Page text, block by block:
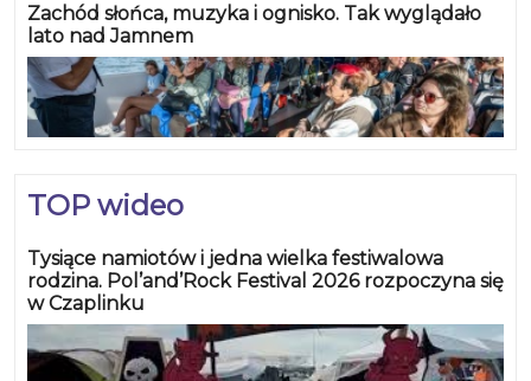
Zachód słońca, muzyka i ognisko. Tak wyglądało
lato nad Jamnem
TOP wideo
Tysiące namiotów i jedna wielka festiwalowa
rodzina. Pol’and’Rock Festival 2026 rozpoczyna się
w Czaplinku